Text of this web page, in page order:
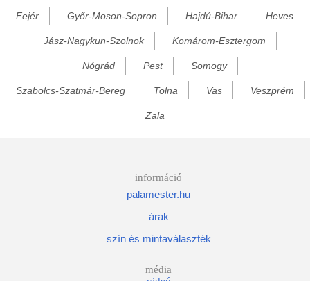
Baskó
Becskeháza
Berente
Fejér Győr-Moson-Sopron Hajdú-Bihar Heves
Jász-Nagykun-Szolnok Komárom-Esztergom
Nógrád Pest Somogy
Szabolcs-Szatmár-Bereg Tolna Vas Veszprém
Zala
információ
palamester.hu
árak
szín és mintaválaszték
média